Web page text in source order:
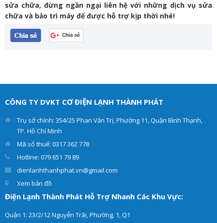
sửa chữa, đừng ngần ngại liên hệ với những dịch vụ sửa
chữa và bảo trì máy để được hỗ trợ kịp thời nhé!
CÔNG TY DVKT CƠ ĐIỆN LẠNH THÀNH PHÁT
Trụ sở chính: 354/25 Phan Văn Trị, Phường 11, Quận Bình Thạnh,
TP. Hồ Chí Minh
Mã số thuế: 0317 362 778
Hotline: 079 651 79 89
dienlanhthanhphat.vn@gmail.com
Xem bản đồ
Điện Lạnh Thành Phát Hỗ Trợ Nhanh Các Khu Vực:
Quận 1: 23/2/12 Nguyễn Trãi, Phường, 1, Q1